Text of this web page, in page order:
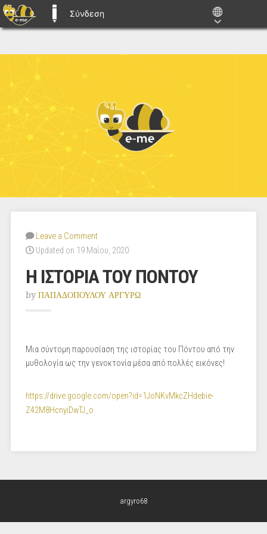
E-ME BLOGS
Σύνδεση
Leave a Comment
Updated on 19 Μαΐου, 2020
Η ΙΣΤΟΡΙΑ ΤΟΥ ΠΟΝΤΟΥ
by ΠΑΠΑΔΟΠΟΥΛΟΥ ΑΡΓΥΡΩ
Μια σύντομη παρουσίαση της ιστορίας του Πόντου από την
μυθολογία ως την γενοκτονία μέσα από πολλές εικόνες!
https://drive.google.com/open?id=1JoNKvMkcZHdebie-
Z42M8HcnyiDwTJ_o
argyro68